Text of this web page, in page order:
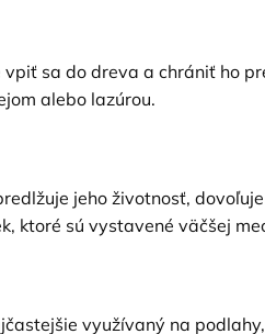
sa do dreva a chrániť ho
alebo lazúrou.
jeho životnosť,
ktoré sú vystavené väčšej
využívaný na